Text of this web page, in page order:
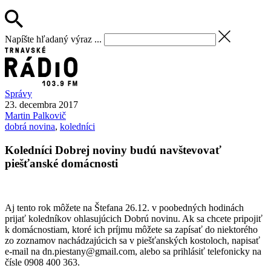
Napíšte hľadaný výraz ...
Správy
23. decembra 2017
Martin Palkovič
dobrá novina, koledníci
Koledníci Dobrej noviny budú navštevovať
piešťanské domácnosti
Aj tento rok môžete na Štefana 26.12. v poobedných hodinách
prijať koledníkov ohlasujúcich Dobrú novinu. Ak sa chcete pripojiť
k domácnostiam, ktoré ich príjmu môžete sa zapísať do niektorého
zo zoznamov nachádzajúcich sa v piešťanských kostoloch, napisať
e-mail na dn.piestany@gmail.com, alebo sa prihlásiť telefonicky na
čísle 0908 400 363.